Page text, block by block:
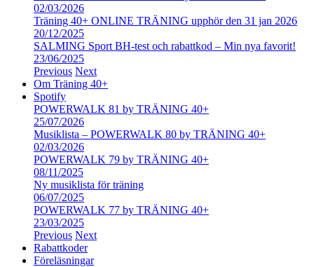
02/03/2026
Träning 40+ ONLINE TRÄNING upphör den 31 jan 2026
20/12/2025
SALMING Sport BH-test och rabattkod – Min nya favorit!
23/06/2025
Previous Next
Om Träning 40+
Spotify
POWERWALK 81 by TRÄNING 40+
25/07/2026
Musiklista – POWERWALK 80 by TRÄNING 40+
02/03/2026
POWERWALK 79 by TRÄNING 40+
08/11/2025
Ny musiklista för träning
06/07/2025
POWERWALK 77 by TRÄNING 40+
23/03/2025
Previous Next
Rabattkoder
Föreläsningar